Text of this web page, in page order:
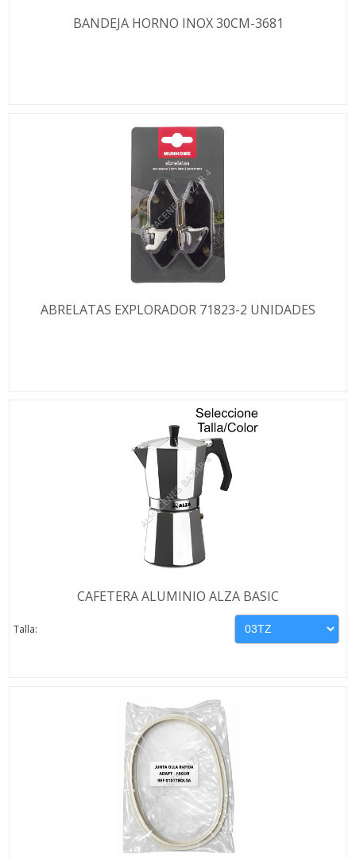
BANDEJA HORNO INOX 30CM-3681
ABRELATAS EXPLORADOR 71823-2 UNIDADES
CAFETERA ALUMINIO ALZA BASIC
Talla: